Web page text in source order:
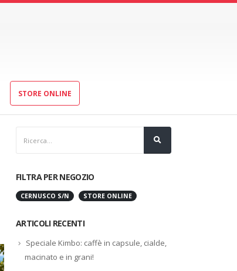
STORE ONLINE
FILTRA PER NEGOZIO
CERNUSCO S/N STORE ONLINE
ARTICOLI RECENTI
Speciale Kimbo: caffè in capsule, cialde,
macinato e in grani!